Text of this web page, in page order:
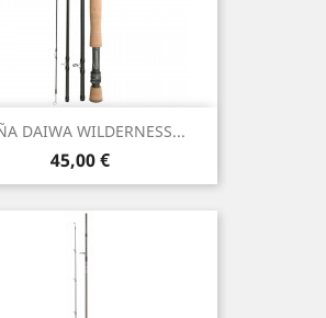
DAIWA WILDERNESS...
Preço
45,00 €